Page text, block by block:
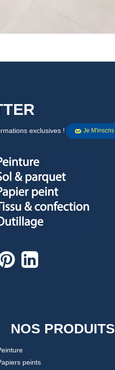
exclusives ! Je M'inscris
NOS PRODUITS
peints